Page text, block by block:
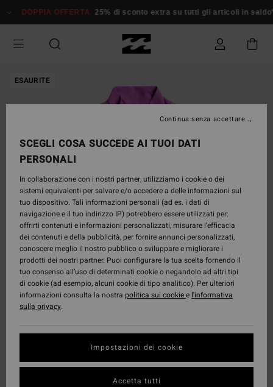
alle
prodotto
DOPPIA OFFERTA 25% di sconto extra su tutti gli articoli in saldo*
ESAURITE
SCEGLI COSA SUCCEDE AI TUOI DATI
PERSONALI
In collaborazione con i nostri partner, utilizziamo i cookie o dei
sistemi equivalenti per salvare e/o accedere a delle informazioni sul
tuo dispositivo. Tali informazioni personali (ad es. i dati di
navigazione e il tuo indirizzo IP) potrebbero essere utilizzati per:
offrirti contenuti e informazioni personalizzati, misurare l’efficacia
dei contenuti e della pubblicità, per fornire annunci personalizzati,
conoscere meglio il nostro pubblico o sviluppare e migliorare i
prodotti dei nostri partner. Puoi configurare la tua scelta fornendo il
tuo consenso all’uso di determinati cookie o negandolo ad altri tipi
di cookie (ad esempio, alcuni cookie di tipo analitico). Per ulteriori
informazioni consulta la nostra politica sui cookiee l'informativa
sulla privacy.
Impostazioni dei cookie
Continua senza accettare
Accetta tutti